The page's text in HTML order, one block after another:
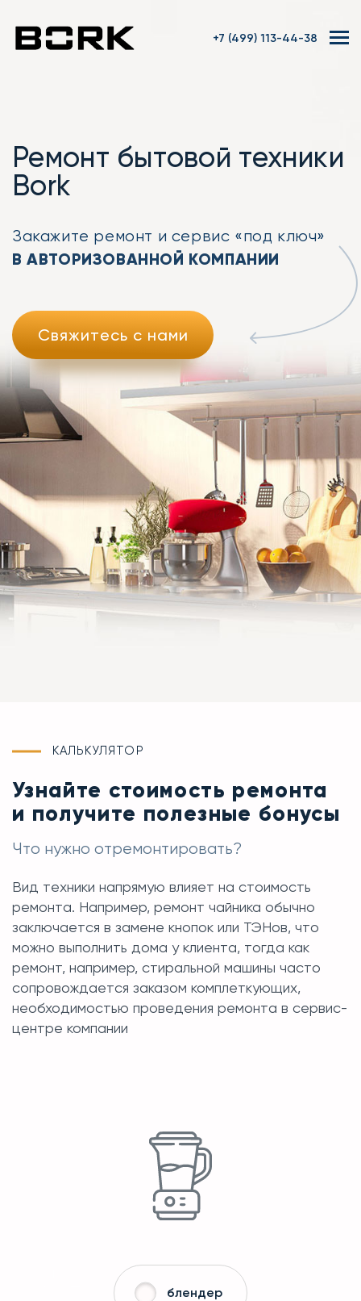
+7 (499) 113-44-38
Ремонт бытовой техники
Bork
Закажите ремонт и сервис «под ключ»
В АВТОРИЗОВАННОЙ КОМПАНИИ
Свяжитесь с нами
КАЛЬКУЛЯТОР
Узнайте стоимость ремонта
и получите полезные бонусы
Что нужно отремонтировать?
Вид техники напрямую влияет на стоимость
ремонта. Например, ремонт чайника обычно
заключается в замене кнопок или ТЭНов, что
можно выполнить дома у клиента, тогда как
ремонт, например, стиральной машины часто
сопровождается заказом комплеткующих,
необходимостью проведения ремонта в сервис-
центре компании
блендер